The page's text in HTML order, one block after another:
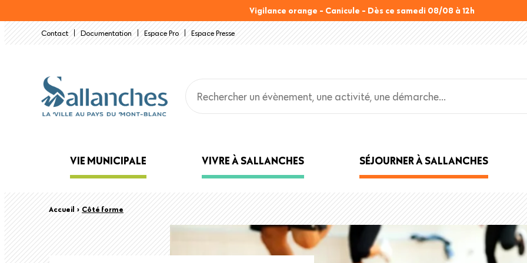
au
Vigilance orange - Canicule - Dès ce samedi 08/08 à 12h
Contact Documentation Espace Pro Espace Presse
Main
navigation
VIE MUNICIPALE VIVRE À SALLANCHES SÉJOURNER À SALLANCHES
Fil
Accueil › Côté forme